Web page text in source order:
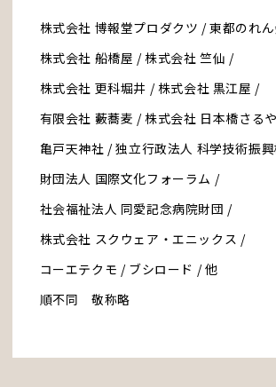
株式会社 博報堂プロダクツ / 東都のれ
株式会社 船橋屋 /株式会社 竺仙 /
株式会社 更科堀井 / 株式会社 黒江屋 /
有限会社 藪蕎麦 / 株式会社 日本橋さる
亀戸天神社 /独立行政法人 科学技術振
財団法人 国際文化フォーラム /
社会福祉法人 同愛記念病院財団 /
株式会社 スクウェア・エニックス /
コーエテクモ / ブシロード / 他
順不同 敬称略